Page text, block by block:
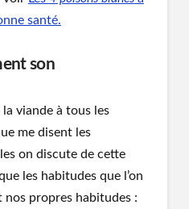
santé.
son
la viande à tous les
me disent les
on discute de cette
les habitudes que l’on
nos propres habitudes :